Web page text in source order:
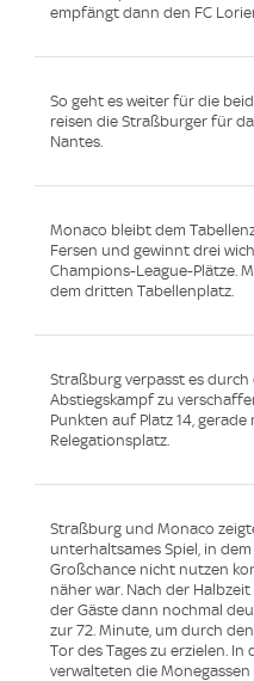
empfängt dann den FC
So geht es weiter für die
reisen die Straßburger für
Nantes.
Monaco bleibt dem
Fersen und gewinnt drei
Champions-League-Plätze.
dem dritten Tabellenplatz.
Straßburg verpasst es durch
Abstiegskampf zu
Punkten auf Platz 14,
Relegationsplatz.
Straßburg und Monaco
unterhaltsames Spiel, in
Großchance nicht nutzen
näher war. Nach der
der Gäste dann nochmal
zur 72. Minute, um durch
Tor des Tages zu erzielen.
verwalteten die